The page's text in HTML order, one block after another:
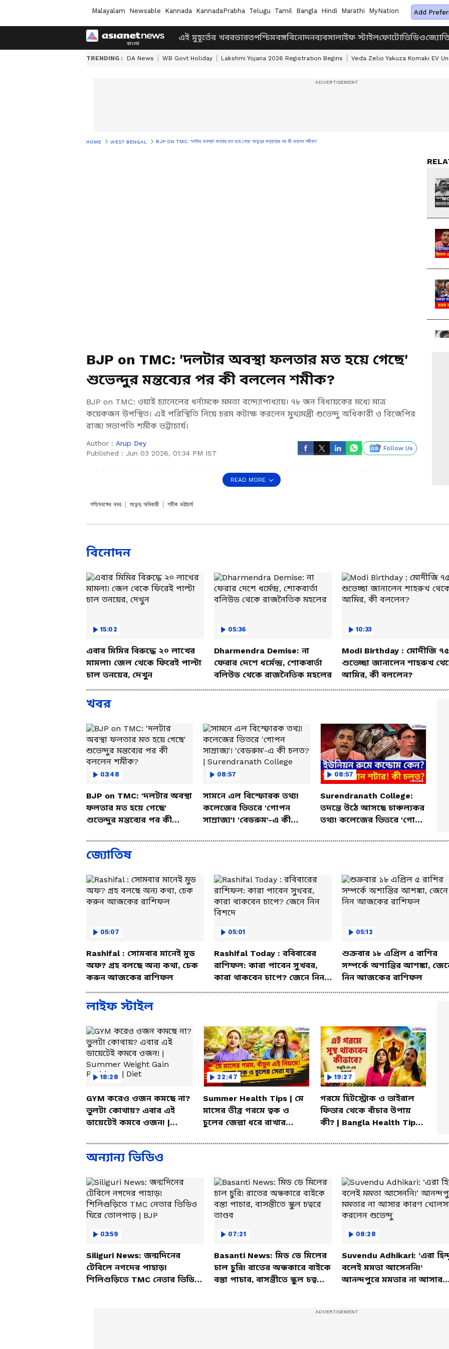
Malayalam Newsable Kannada KannadaPrabha Telugu Tamil Bangla Hindi Marathi MyNation Add
এই মুহূর্তের খবরভারতপশ্চিমবঙ্গবিনোদনব্যবসালাইফ স্টাইলফোটোভিডিও
TRENDING : DA News WB Govt Holiday Lakshmi Yojana 2026 Registration Begins Veda Zelio Yakuza Komaki EV
HOME WEST BENGAL BJP ON TMC: 'দলটার অবস্থা ফলতার মত হয়ে গেছে' শুভেন্দুর মন্তব্যের পর কী বললেন শমীক?
BJP on TMC: 'দলটার অবস্থা ফলতার মত হয়ে গেছে'
শুভেন্দুর মন্তব্যের পর কী বললেন শমীক?
BJP on TMC: ওয়াই চ্যানেলের ধর্নামঞ্চে মমতা বন্দ্যোপাধ্যায়। ৭৮ জন বিধায়কের মধ্যে মাত্র
কয়েকজন উপস্থিত। এই পরিস্থিতি নিয়ে চরম কটাক্ষ করলেন মুখ্যমন্ত্রী শুভেন্দু অধিকারী ও বিজেপির
রাজ্য সভাপতি শমীক ভট্টাচার্য।
Author : Arup Dey
Published : Jun 03 2026, 01:34 PM IST
Follow Us
ওয়াই চ্যানেলের ধর্নামঞ্চে মমতা বন্দ্যোপাধ্যায়। চরম বিশৃঙ্খলা মমতার ধর্নাস্থলে।
মমতার ধর্নামঞ্চে হাতেগোনা সাংসদ ও বিধায়করা। ৭৮ জন বিধায়কের মধ্যে মাত্র
কয়েকজন উপস্থিত। এই পরিস্থিতি নিয়ে চরম কটাক্ষ করলেন মুখ্যমন্ত্রী শুভেন্দু অধিকারী
Add Asianetnews Bangla as a Preferred Source
READ MORE
পশ্চিমবঙ্গের খবর শুভেন্দু অধিকারী শমীক ভট্টাচার্য
বিনোদন
15:02
এবার মিমির বিরুদ্ধে ২০ লাখের
মামলা! জেল থেকে ফিরেই পাল্টা
চাল তনয়ের, দেখুন
05:36
Dharmendra Demise: না
ফেরার দেশে ধর্মেন্দ্র, শোকবার্তা
বলিউড থেকে রাজনৈতিক মহলের
10:33
Modi Birthday : মোদীজি
শুভেচ্ছা জানালেন শাহরুখ
আমির, কী বললেন?
খবর
03:48
BJP on TMC: 'দলটার অবস্থা
ফলতার মত হয়ে গেছে'
শুভেন্দুর মন্তব্যের পর কী
08:57
সামনে এল বিস্ফোরক তথ্য!
কলেজের ভিতরে 'গোপন
সাম্রাজ্য'! 'বেডরুম'-এ কী
College
08:57
Surendranath College:
তদন্তে উঠে আসছে চাঞ্চল্যকর
তথ্য! কলেজের ভিতরে 'গোপন
আগ্নেয়াস্ত্র, 'বেডরুম'-এ কী
জ্যোতিষ
05:07
Rashifal : সোমবার মানেই মুড
অফ? গ্রহ বলছে অন্য কথা, চেক
করুন আজকের রাশিফল
05:01
Rashifal Today : রবিবারের
রাশিফল: কারা পাবেন সুখবর,
কারা থাকবেন চাপে? জেনে নিন
05:12
শুক্রবার ১৮ এপ্রিল ৫ রাশির
সম্পর্কে অশান্তির আশঙ্কা,
নিন আজকের রাশিফল
লাইফ স্টাইল
18:28
GYM করেও ওজন কমছে না?
ভুলটা কোথায়? এবার এই
ডায়েটেই কমবে ওজন! |
Problem | Diet
22:47
Summer Health Tips | মে
মাসের তীব্র গরমে ত্বক ও
চুলের জেল্লা ধরে রাখার
19:27
গরমে হিটস্ট্রোক ও ভাইরাল
ফিভার থেকে বাঁচার উপায়
কী? | Bangla Health Tips |
অন্যান্য ভিডিও
03:59
Siliguri News: জন্মদিনের
টেবিলে নগদের পাহাড়!
শিলিগুড়িতে TMC নেতার ভিডিও
07:21
Basanti News: মিড ডে মিলের
চাল চুরি! রাতের অন্ধকারে বাইকে
বস্তা পাচার, বাসন্তীতে স্কুল চত্বরে
08:28
Suvendu Adhikari: ‘এরা
বলেই মমতা আসেননি!’
আনন্দপুরে মমতার না আসার